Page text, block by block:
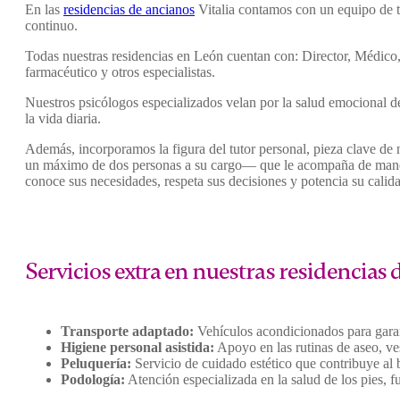
En las residencias de ancianos Vitalia contamos con un equipo de
continuo.
Todas nuestras residencias en León cuentan con: Director,
farmacéutico y otros especialistas.
Nuestros psicólogos especializados velan por la salud emocional
la vida diaria.
Además, incorporamos la figura del tutor personal, pieza clave
un máximo de dos personas a su cargo— que le acompaña de
conoce sus necesidades, respeta sus decisiones y potencia su
Servicios extra en nuestras residencias
Transporte adaptado: Vehículos acondicionados para
Higiene personal asistida: Apoyo en las rutinas de aseo,
Peluquería: Servicio de cuidado estético que contribuye al
Podología: Atención especializada en la salud de los pies,